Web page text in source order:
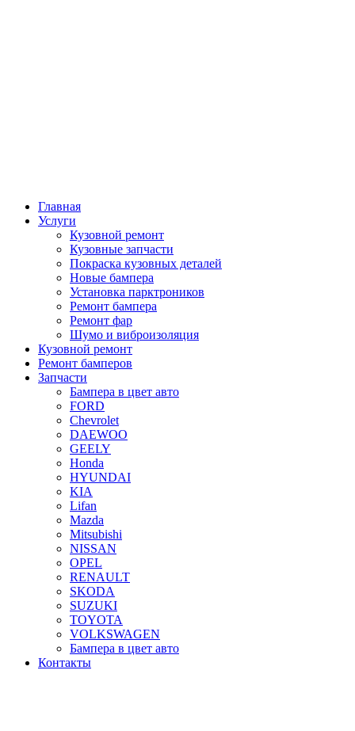
Главная
Услуги
Кузовной ремонт
Кузовные запчасти
Покраска кузовных деталей
Новые бампера
Установка парктроников
Ремонт бампера
Ремонт фар
Шумо и виброизоляция
Кузовной ремонт
Ремонт бамперов
Запчасти
Бампера в цвет авто
FORD
Chevrolet
DAEWOO
GEELY
Honda
HYUNDAI
KIA
Lifan
Mazda
Mitsubishi
NISSAN
OPEL
RENAULT
SKODA
SUZUKI
TOYOTA
VOLKSWAGEN
Бампера в цвет авто
Контакты